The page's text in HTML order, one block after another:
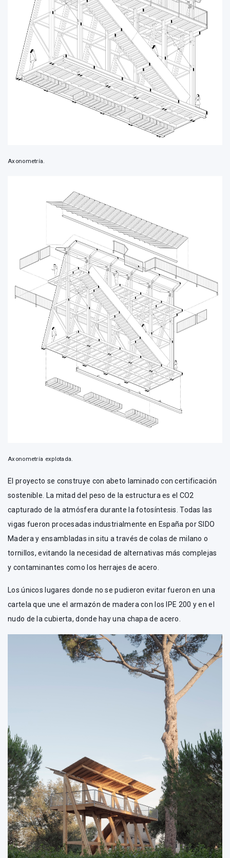
Axonometría.
Axonometría explotada.
El proyecto se construye con abeto laminado con certificación
sostenible. La mitad del peso de la estructura es el CO2
capturado de la atmósfera durante la fotosíntesis. Todas las
vigas fueron procesadas industrialmente en España por SIDO
Madera y ensambladas in situ a través de colas de milano o
tornillos, evitando la necesidad de alternativas más complejas
y contaminantes como los herrajes de acero.
Los únicos lugares donde no se pudieron evitar fueron en una
cartela que une el armazón de madera con los IPE 200 y en el
nudo de la cubierta, donde hay una chapa de acero.